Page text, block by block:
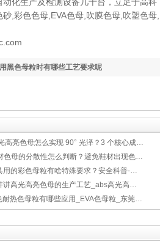
,彩色色母,EVA色母,吹膜色母,吹塑色母,
黑色母粒时有哪些工艺要求呢
ABS 高光高亮色母怎么实现 90° 光泽？3 个核心成分科普-高光高亮色母系列
EVA 鞋材色母的分散性怎么判断？避免鞋材出现色点、色纹的方法-神彩塑胶制品有限公司
儿童玩具用的彩色母粒有啥特殊要求？安全科普-知识类-神彩塑胶制品有限公司
给大家讲讲高光高亮色母的生产工艺_abs高光高亮色母粒_PC专用高光高亮色母
EVA彩色耐热色母粒有哪些应用_EVA色母粒_东莞黑色母粒厂家